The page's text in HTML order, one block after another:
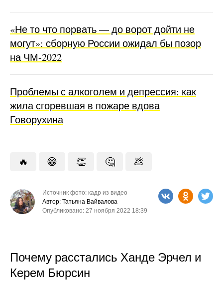
«Не то что порвать — до ворот дойти не
могут»: сборную России ожидал бы позор
на ЧМ-2022
Проблемы с алкоголем и депрессия: как
жила сгоревшая в пожаре вдова
Говорухина
🔥 😁 👏 🤔 💩
Источник фото: кадр из видео
Автор: Татьяна Вайвалова
Опубликовано: 27 ноября 2022 18:39
Почему расстались Ханде Эрчел и
Керем Бюрсин